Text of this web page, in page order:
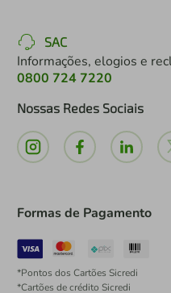
SAC
Informações, elogios e
0800 724 7220
Nossas Redes Sociais
Formas de Pagamento
*Pontos dos Cartões Sicredi
*Cartões de crédito Sicredi